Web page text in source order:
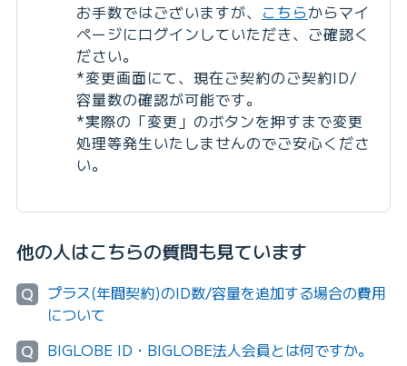
お手数ではございますが、 こちらからマイ
ページにログインしていただき、ご確認く
ださい。
*変更画面にて、現在ご契約のご契約ID/
容量数の確認が可能です。
*実際の「変更」のボタンを押すまで変更
処理等発生いたしませんのでご安心くださ
い。
他の人はこちらの質問も見ています
Q
プラス(年間契約)のID数/容量を追加する場合の費用
について
Q
BIGLOBE ID・BIGLOBE法人会員とは何ですか。